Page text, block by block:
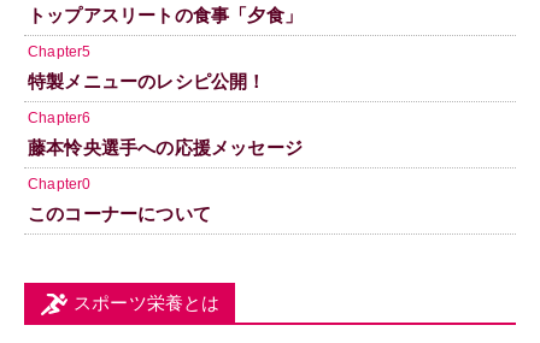
トップアスリートの食事「夕食」
Chapter5
特製メニューのレシピ公開！
Chapter6
藤本怜央選手への応援メッセージ
Chapter0
このコーナーについて
スポーツ栄養とは